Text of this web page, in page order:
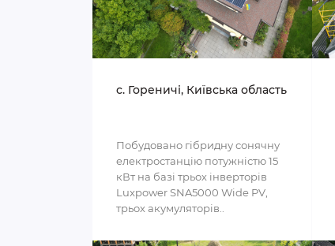
c. Гореничі, Київська область
Побудовано гібридну сонячну
електростанцію потужністю 15
кВт на базі трьох інверторів
Luxpower SNA5000 Wide PV,
трьох акумуляторів..